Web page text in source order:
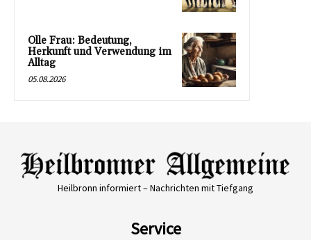
Olle Frau: Bedeutung,
Herkunft und Verwendung im
Alltag
05.08.2026
Heilbronn informiert – Nachrichten mit Tiefgang
Service